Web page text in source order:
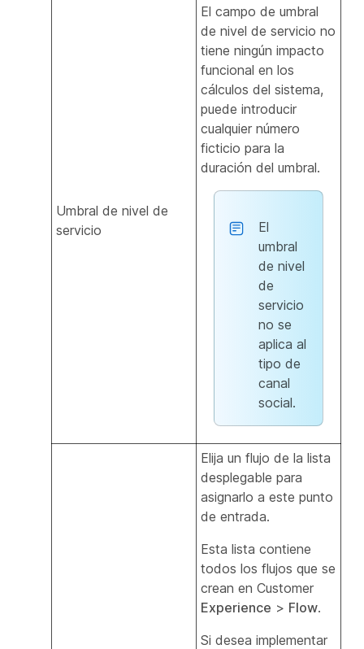
Umbral de nivel de
servicio
El campo de umbral
de nivel de servicio no
tiene ningún impacto
funcional en los
cálculos del sistema,
puede introducir
cualquier número
ficticio para la
duración del umbral.
El
umbral
de nivel
de
servicio
no se
aplica al
tipo de
canal
social.
Elija un flujo de la lista
desplegable para
asignarlo a este punto
de entrada.
Esta lista contiene
todos los flujos que se
crean en Customer
Experience > Flow.
Si desea implementar